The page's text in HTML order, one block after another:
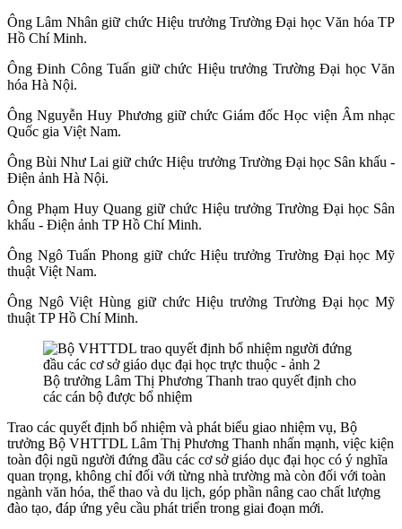
Ông Lâm Nhân giữ chức Hiệu trưởng Trường Đại học Văn hóa TP
Hồ Chí Minh.
Ông Đinh Công Tuấn giữ chức Hiệu trưởng Trường Đại học Văn
hóa Hà Nội.
Ông Nguyễn Huy Phương giữ chức Giám đốc Học viện Âm nhạc
Quốc gia Việt Nam.
Ông Bùi Như Lai giữ chức Hiệu trưởng Trường Đại học Sân khấu -
Điện ảnh Hà Nội.
Ông Phạm Huy Quang giữ chức Hiệu trưởng Trường Đại học Sân
khấu - Điện ảnh TP Hồ Chí Minh.
Ông Ngô Tuấn Phong giữ chức Hiệu trưởng Trường Đại học Mỹ
thuật Việt Nam.
Ông Ngô Việt Hùng giữ chức Hiệu trưởng Trường Đại học Mỹ
thuật TP Hồ Chí Minh.
Bộ trưởng Lâm Thị Phương Thanh trao quyết định cho
các cán bộ được bổ nhiệm
Trao các quyết định bổ nhiệm và phát biểu giao nhiệm vụ, Bộ
trưởng Bộ VHTTDL Lâm Thị Phương Thanh nhấn mạnh, việc kiện
toàn đội ngũ người đứng đầu các cơ sở giáo dục đại học có ý nghĩa
quan trọng, không chỉ đối với từng nhà trường mà còn đối với toàn
ngành văn hóa, thể thao và du lịch, góp phần nâng cao chất lượng
đào tạo, đáp ứng yêu cầu phát triển trong giai đoạn mới.